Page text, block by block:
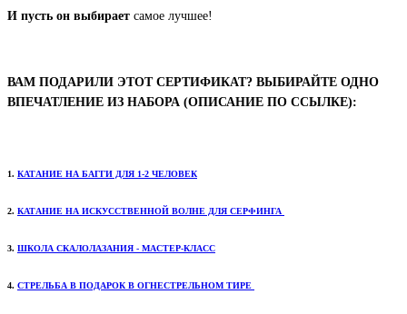
И пусть он выбирает самое лучшее!
ВАМ ПОДАРИЛИ ЭТОТ СЕРТИФИКАТ? ВЫБИРАЙТЕ ОДНО
ВПЕЧАТЛЕНИЕ ИЗ НАБОРА (ОПИСАНИЕ ПО ССЫЛКЕ):
1. КАТАНИЕ НА БАГГИ ДЛЯ 1-2 ЧЕЛОВЕК
2. КАТАНИЕ НА ИСКУССТВЕННОЙ ВОЛНЕ ДЛЯ СЕРФИНГА
3. ШКОЛА СКАЛОЛАЗАНИЯ - МАСТЕР-КЛАСС
4. СТРЕЛЬБА В ПОДАРОК В ОГНЕСТРЕЛЬНОМ ТИРЕ